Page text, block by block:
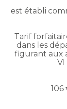
est établi
Tarif
dans les
figurant aux
VI
106